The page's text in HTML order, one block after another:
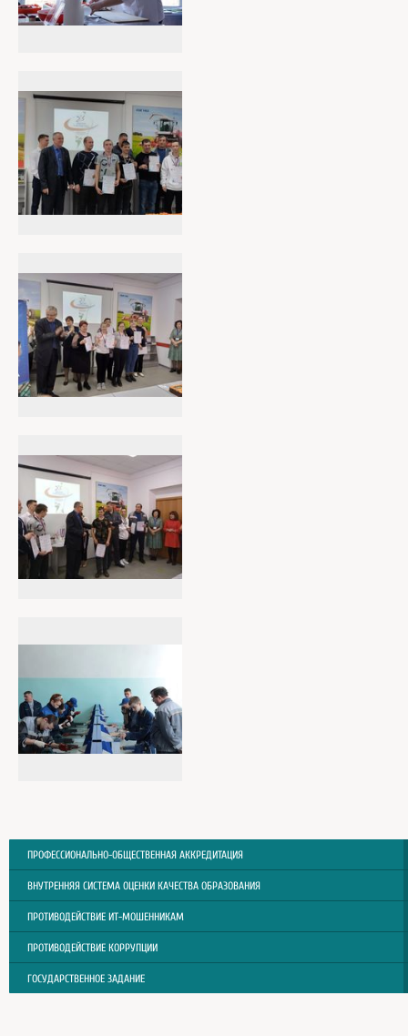
ПРОФЕССИОНАЛЬНО-ОБЩЕСТВЕННАЯ АККРЕДИТАЦИЯ
ВНУТРЕННЯЯ СИСТЕМА ОЦЕНКИ КАЧЕСТВА ОБРАЗОВАНИЯ
ПРОТИВОДЕЙСТВИЕ ИТ-МОШЕННИКАМ
ПРОТИВОДЕЙСТВИЕ КОРРУПЦИИ
ГОСУДАРСТВЕННОЕ ЗАДАНИЕ